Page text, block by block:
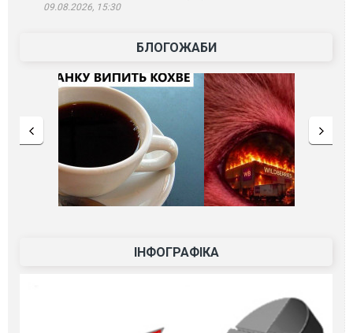
09.08.2026, 15:30
БЛОГОЖАБИ
ІНФОГРАФІКА